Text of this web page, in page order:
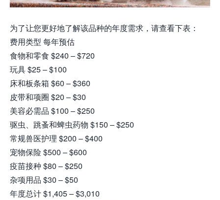
为了让您更好地了解该品种的年度需求，请查看下表：
费用类型 每年预估
食物和零食 $240 – $720
玩具 $25 – $100
床和板条箱 $60 – $360
皮带和项圈 $20 – $30
美容必需品 $100 – $250
驱虫、跳蚤和蜱虫药物 $150 – $250
常规兽医护理 $200 – $400
宠物保险 $500 – $600
疫苗接种 $80 – $250
杂项用品 $30 – $50
年度总计 $1,405 – $3,010